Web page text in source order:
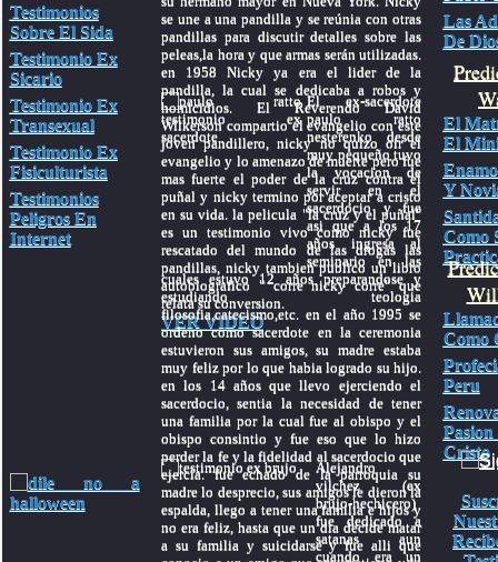
Testimonios
Sobre El Sida
Testimonio Ex
Sicario
Testimonio Ex
Transexual
Testimonio Ex
Fisiculturista
Testimonios
Peligros En
Internet
se une a una pandilla y se reúnia con otras
pandillas para discutir detalles sobre las
peleas,la hora y que armas serán utilizadas.
en 1958 Nicky ya era el lider de la
pandilla, la cual se dedicaba a robos y
homicidios. El Reverendo David
Wilkerson compartio el evangelio con este
joven pandillero, nicky no quizo oir el
evangelio y lo amenazo de muerte pero fue
mas fuerte el poder de la cruz contra el
puñal y nicky termino por aceptar a cristo
en su vida. la pelicula "la cruz y el puñal"
es un testimonio vivo como nicky fue
rescatado del mundo de las drogas las
pandillas, nicky tambien publico un libro
autobiografico " corre nicky corre" que
relata su conversion.
VER VIDEO
El ex-sacerdote
paulo ratto
nesterenko desde
muy pequeño tuvo
la vocacion de
servir en el
sacerdocio y fue
asi que a los 17
años ingresa al
seminario en las
cuales estuvo 12 años preparandose y
estudiando teologia
filosofia,catecismo,etc. en el año 1995 se
ordeno como sacerdote en la ceremonia
estuvieron sus amigos, su madre estaba
muy feliz por lo que habia logrado su hijo.
en los 14 años que llevo ejerciendo el
sacerdocio, sentia la necesidad de tener
una familia por la cual fue al obispo y el
obispo consintio y fue eso que lo hizo
perder la fe y la fidelidad al sacerdocio que
ejercia. fue echado de la parroquia su
madre lo desprecio, sus amigos le dieron la
espalda, llego a tener una familia e hijos y
no era feliz, hasta que un dia decide matar
a su familia y suicidarse y fue alli que
Alejandro
vilchez (ex
brujo-hechicero)
fue dedicado a
satanas aun
cuando era un
Las
De
El
El
Y
Como
Como
Peru
Cristo